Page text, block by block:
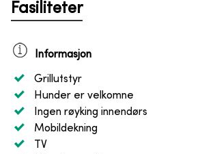
Fasiliteter
Informasjon
Grillutstyr
Hunder er velkomne
Ingen røyking innendørs
Mobildekning
TV